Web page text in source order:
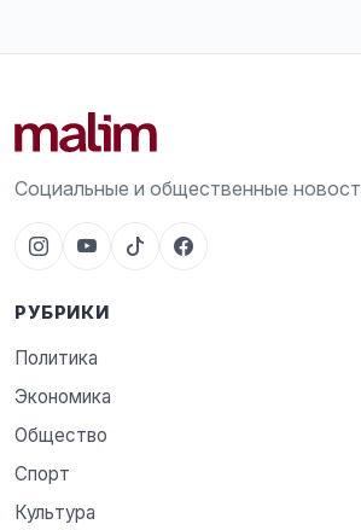
Социальные и общественные
РУБРИКИ
Политика
Экономика
Общество
Спорт
Культура